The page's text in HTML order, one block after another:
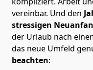
vereinbar. Und den
stressigen
der Urlaub nach
das neue Umfeld
beachten: